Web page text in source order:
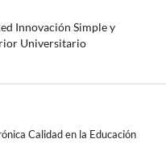
Innovación Simple y
Universitario
Calidad en la Educación